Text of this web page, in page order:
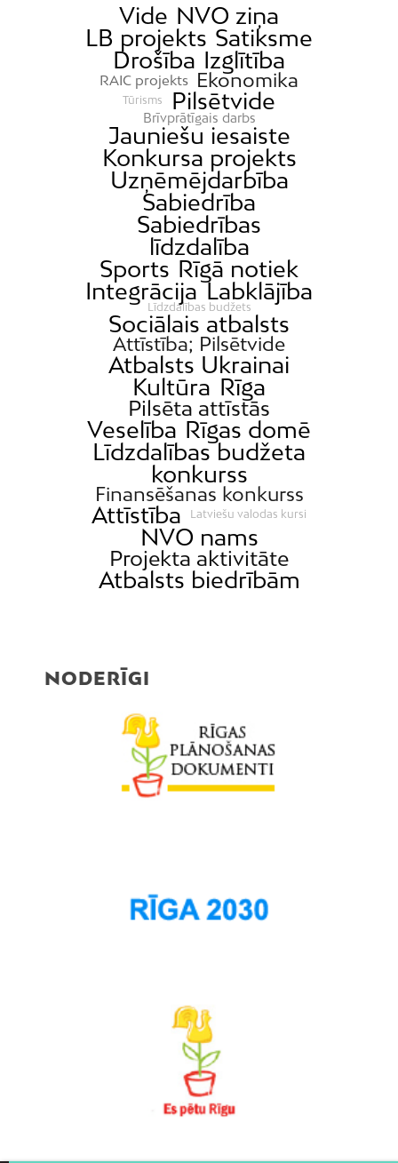
Vide NVO ziņa
LB projekts Satiksme
Drošība Izglītība
RAIC projekts Ekonomika
Tūrisms Pilsētvide
Brīvprātīgais darbs
Jauniešu iesaiste
Konkursa projekts
Uzņēmējdarbība
Sabiedrība
Sabiedrības
līdzdalība
Sports Rīgā notiek
Integrācija Labklājība
Līdzdalības budžets
Sociālais atbalsts
Attīstība; Pilsētvide
Atbalsts Ukrainai
Kultūra Rīga
Pilsēta attīstās
Veselība Rīgas domē
Līdzdalības budžeta
konkurss
Finansēšanas konkurss
Attīstība Latviešu valodas kursi
NVO nams
Projekta aktivitāte
Atbalsts biedrībām
NODERĪGI